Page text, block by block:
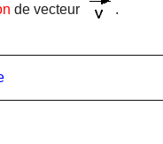
de vecteur .